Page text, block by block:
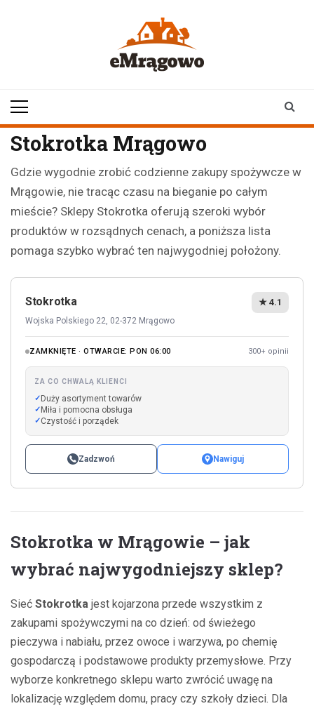
Stokrotka Mrągowo
Gdzie wygodnie zrobić codzienne zakupy spożywcze w
Mrągowie, nie tracąc czasu na bieganie po całym
mieście? Sklepy Stokrotka oferują szeroki wybór
produktów w rozsądnych cenach, a poniższa lista
pomaga szybko wybrać ten najwygodniej położony.
Stokrotka
Wojska Polskiego 22, 02-372 Mrągowo
★ 4.1
ZAMKNIĘTE · OTWARCIE: PON 06:00 300+ opinii
ZA CO CHWALĄ KLIENCI
Duży asortyment towarów
Miła i pomocna obsługa
Czystość i porządek
Zadzwoń Nawiguj
Stokrotka w Mrągowie – jak
wybrać najwygodniejszy sklep?
Sieć Stokrotka jest kojarzona przede wszystkim z
zakupami spożywczymi na co dzień: od świeżego
pieczywa i nabiału, przez owoce i warzywa, po chemię
gospodarczą i podstawowe produkty przemysłowe. Przy
wyborze konkretnego sklepu warto zwrócić uwagę na
lokalizację względem domu, pracy czy szkoły dzieci. Dla